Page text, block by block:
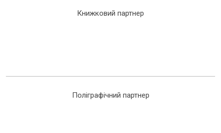
Книжковий партнер
Поліграфічний партнер